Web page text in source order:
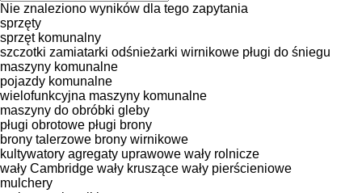
Nie znaleziono wyników dla tego zapytania
sprzęty
sprzęt komunalny
szczotki zamiatarki odśnieżarki wirnikowe pługi do śniegu
maszyny komunalne
pojazdy komunalne
wielofunkcyjna maszyny komunalne
maszyny do obróbki gleby
pługi obrotowe pługi brony
brony talerzowe brony wirnikowe
kultywatory agregaty uprawowe wały rolnicze
wały Cambridge wały kruszące wały pierścieniowe
mulchery